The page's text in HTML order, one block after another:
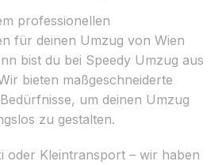
professionellen
für deinen Umzug von Wien
bist du bei Speedy Umzug aus
bieten maßgeschneiderte
um deinen Umzug
zu gestalten.
oder Kleintransport – wir haben